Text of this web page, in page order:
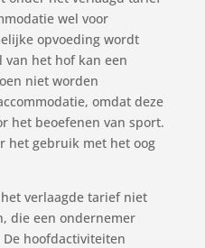
wel voor
opvoeding wordt
het hof kan een
niet worden
omdat deze
het beoefenen van sport.
het gebruik met het oog
verlaagde tarief niet
die een ondernemer
hoofdactiviteiten